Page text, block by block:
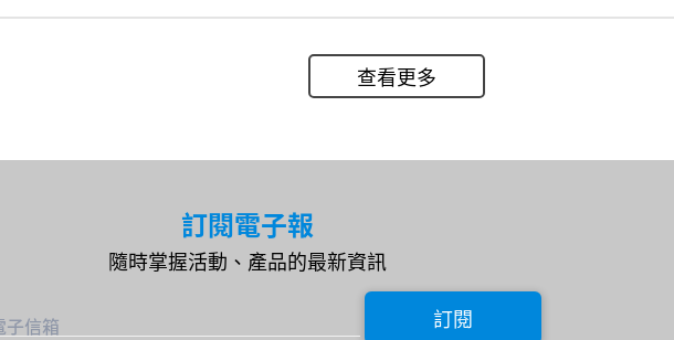
查看更多
訂閱電子報
隨時掌握活動、產品的最新資訊
子信箱 訂閱